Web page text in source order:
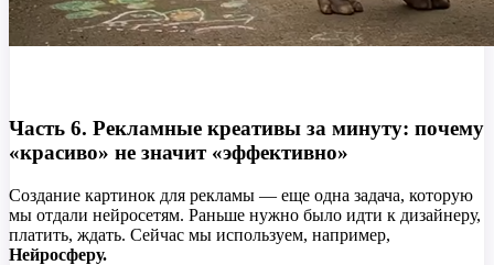
Часть 6. Рекламные креативы за минуту: почему
«красиво» не значит «эффективно»
Создание картинок для рекламы — еще одна задача, которую
мы отдали нейросетям. Раньше нужно было идти к дизайнеру,
платить, ждать. Сейчас мы используем, например,
Нейросферу.